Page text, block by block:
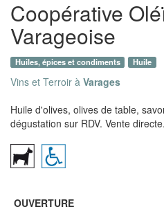
Coopérative
Varageoise
Huiles, épices et condiments Huile
Vins et Terroir à Varages
Huile d'olives, olives de table,
dégustation sur RDV. Vente
OUVERTURE